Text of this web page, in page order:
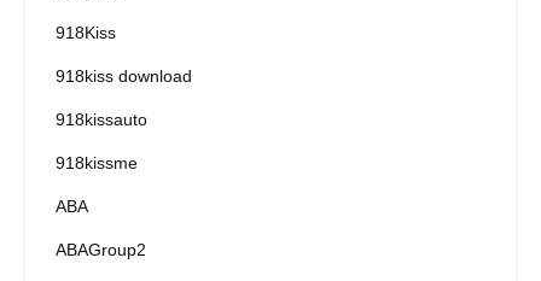
918Kiss
918kiss download
918kissauto
918kissme
ABA
ABAGroup2